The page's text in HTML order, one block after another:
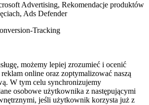
Advertising, Rekomendacje produktów
Ads Defender
Tracking
możemy lepiej zrozumieć i ocenić
reklam online oraz zoptymalizować naszą
W tym celu synchronizujemy
osobowe użytkownika z następującymi
jeśli użytkownik korzysta już z